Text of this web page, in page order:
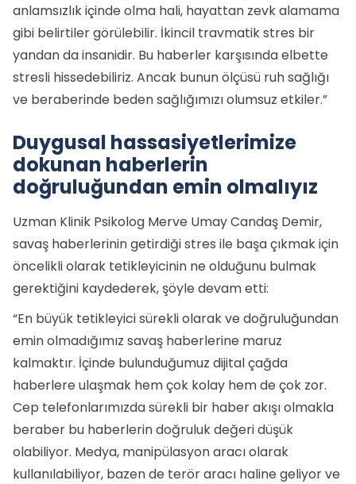
anlamsızlık içinde olma hali, hayattan zevk alamama
gibi belirtiler görülebilir. İkincil travmatik stres bir
yandan da insanidir. Bu haberler karşısında elbette
stresli hissedebiliriz. Ancak bunun ölçüsü ruh sağlığı
ve beraberinde beden sağlığımızı olumsuz etkiler.”
Duygusal hassasiyetlerimize
dokunan haberlerin
doğruluğundan emin olmalıyız
Uzman Klinik Psikolog Merve Umay Candaş Demir,
savaş haberlerinin getirdiği stres ile başa çıkmak için
öncelikli olarak tetikleyicinin ne olduğunu bulmak
gerektiğini kaydederek, şöyle devam etti:
“En büyük tetikleyici sürekli olarak ve doğruluğundan
emin olmadığımız savaş haberlerine maruz
kalmaktır. İçinde bulunduğumuz dijital çağda
haberlere ulaşmak hem çok kolay hem de çok zor.
Cep telefonlarımızda sürekli bir haber akışı olmakla
beraber bu haberlerin doğruluk değeri düşük
olabiliyor. Medya, manipülasyon aracı olarak
kullanılabiliyor, bazen de terör aracı haline geliyor ve